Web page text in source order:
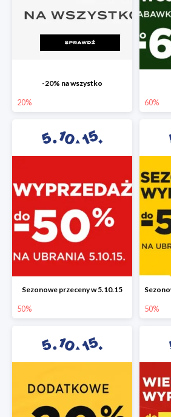
-20% na wszystko
20% 60%
Sezonowe przeceny w 5.10.15
50% 50%